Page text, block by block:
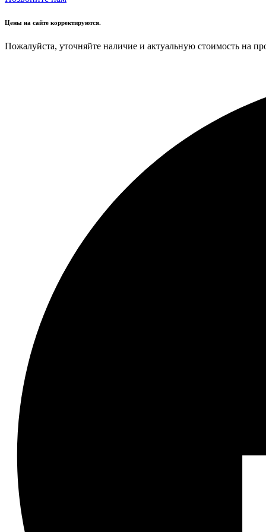
Цены на сайте корректируются.
Пожалуйста, уточняйте наличие и актуальную стоимость на